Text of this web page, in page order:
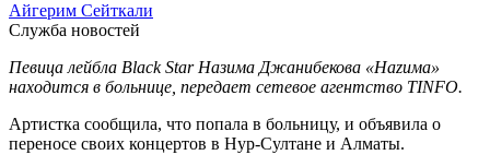
Айгерим Сейткали
Служба новостей
Певица лейбла Black Star Назима Джанибекова «Наzима»
находится в больнице, передает сетевое агентство TINFO.
Артистка сообщила, что попала в больницу, и объявила о
переносе своих концертов в Нур-Султане и Алматы.